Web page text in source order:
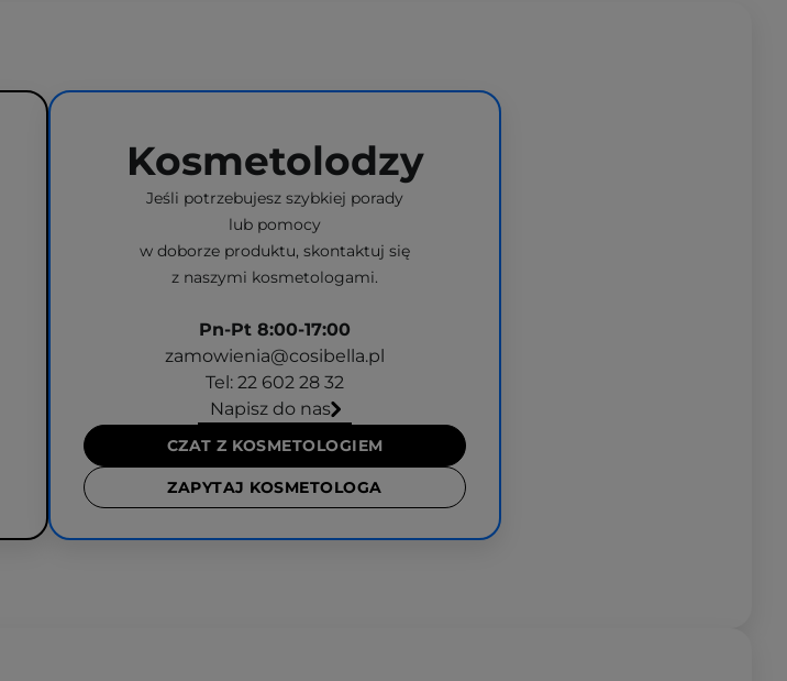
Kosmetolodzy
Jeśli potrzebujesz szybkiej porady
lub pomocy
w doborze produktu, skontaktuj się
z naszymi kosmetologami.
Pn-Pt 8:00-17:00
zamowienia@cosibella.pl
Tel: 22 602 28 32
Napisz do nas
CZAT Z KOSMETOLOGIEM
ZAPYTAJ KOSMETOLOGA